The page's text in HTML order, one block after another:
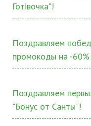
Готівочка"!
Поздравляем
промокоды на -
Поздравляем
"Бонус от Санты"!